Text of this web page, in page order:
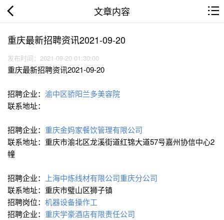
文章内容
重庆最新招聘资讯2021-09-20
发布时间：2021-09-20 01:30:00
重庆最新招聘资讯2021-09-20
招聘企业： 渝中区骄阳兰多美容院
联系地址：
招聘企业： 重庆金妈家餐饮管理有限公司
联系地址：重庆市渝北区龙溪街道红锦大道57号嘉州协信中心2
幢
招聘企业：
上海中炼线材有限公司重庆分公司
联系地址：重庆市璧山区狮子镇
招聘岗位： 机器设备操作工
招聘企业： 重庆学豪酒店有限责任公司